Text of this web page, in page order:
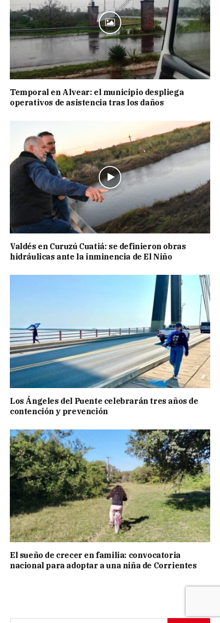
Temporal en Alvear: el municipio despliega
operativos de asistencia tras los daños
Valdés en Curuzú Cuatiá: se definieron obras
hidráulicas ante la inminencia de El Niño
Los Ángeles del Puente celebrarán tres años de
contención y prevención
El sueño de crecer en familia: convocatoria
nacional para adoptar a una niña de Corrientes